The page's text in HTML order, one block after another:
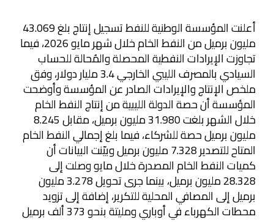
أعلنت المؤسسة الوطنية للنفط تسجيل إنتاج بلغ 43.069
مليون برميل من النفط الخام خلال شهر مايو 2026، فيما
تجاوزت الإيرادات النفطية المحصلة والمُحالة للحساب
السيادي بالمصرف الليبي الخارجي 3.4 مليار دولار، وفق
ملخص الإنتاج والإيرادات الصادر عن المؤسسة وأوضحت
المؤسسة أن حصة الدولة الليبية من إنتاج النفط الخام
خلال الشهر بلغت 31.980 مليون برميل، مقابل 8.245
مليون برميل حصة للشركاء، فيما بلغ إجمالي النفط الخام
المتاح للتصدير 7.328 مليون برميل وبيّنت البيانات أن
كميات النفط الخام المصدرة خلال مايو وصلت إلى
28.328 مليون برميل، بينما جرى تحويل 3.278 مليون
برميل إلى المصافي المحلية للتكرير، إضافة إلى تزويد
محطات الكهرباء في أوباري ومليتة بنحو 373 ألف برميل